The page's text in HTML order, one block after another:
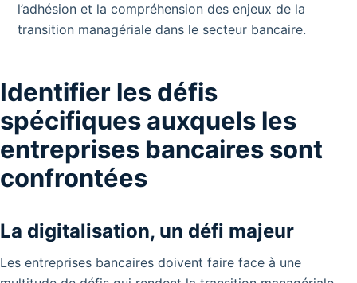
l’adhésion et la compréhension des enjeux de la
transition managériale dans le secteur bancaire.
Identifier les défis
spécifiques auxquels les
entreprises bancaires sont
confrontées
La digitalisation, un défi majeur
Les entreprises bancaires doivent faire face à une